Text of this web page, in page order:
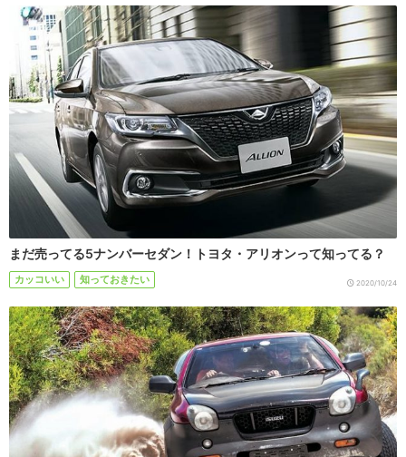
まだ売ってる5ナンバーセダン！トヨタ・アリオンって知ってる？
カッコいい 知っておきたい 2020/10/24